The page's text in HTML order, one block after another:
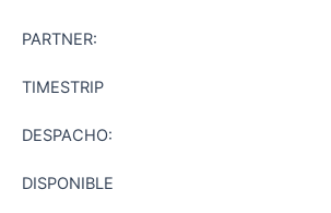
PARTNER:
TIMESTRIP
DESPACHO:
DISPONIBLE